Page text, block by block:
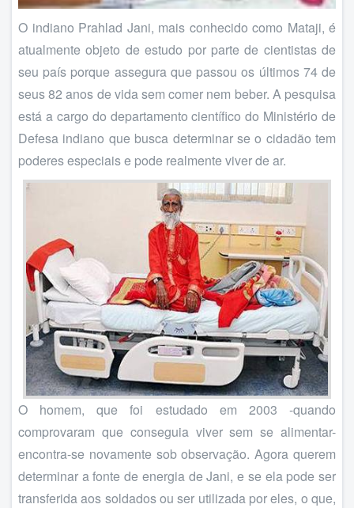
O indiano Prahlad Jani, mais conhecido como Mataji, é
atualmente objeto de estudo por parte de cientistas de
seu país porque assegura que passou os últimos 74 de
seus 82 anos de vida sem comer nem beber. A pesquisa
está a cargo do departamento científico do Ministério de
Defesa indiano que busca determinar se o cidadão tem
poderes especiais e pode realmente viver de ar.
O homem, que foi estudado em 2003 -quando
comprovaram que conseguia viver sem se alimentar-
encontra-se novamente sob observação. Agora querem
determinar a fonte de energia de Jani, e se ela pode ser
transferida aos soldados ou ser utilizada por eles, o que,